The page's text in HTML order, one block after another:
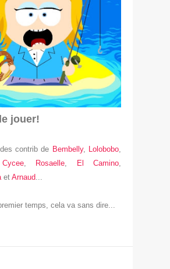
jouer!
contrib de Bembelly, Lolobobo
Cycee, Rosaelle El Camino
et Arnaud
temps, cela va sans dire...